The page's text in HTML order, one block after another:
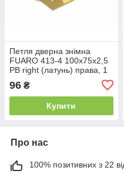
Петля дверна знімна
FUARO 413-4 100x75x2,5
PB right (латунь) права, 1
96 ₴
Купити
Про нас
100% позитивних з 22